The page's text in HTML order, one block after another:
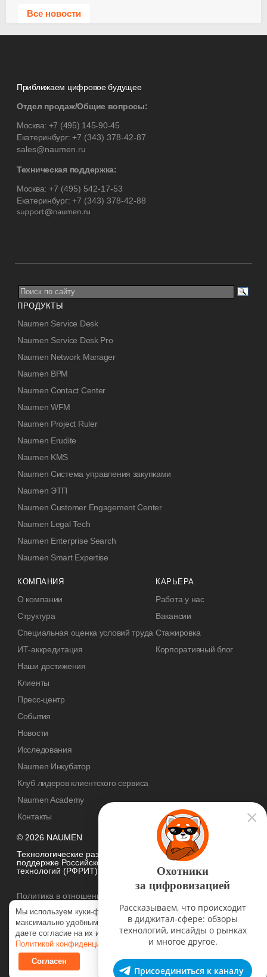
Все новости
Приближаем цифровое будущее
Отдел продаж/Общие вопросы:
Москва: +7 (495) 145-90-45
Екатеринбург:+7 (343) 378-42-87
sales@naumen.ru
Техническая поддержка:
Москва: +7 (495) 542-17-53
Екатеринбург:+7 (343) 378-42-88
© 2026 NAUMEN
Технологические разработки осуществляются при грантовой
поддержке Российского фонда развития информационных
технологий (РФРИТ)
Политика в отношении
обработки персональных данных
ПРОДУКТЫ
Naumen Service Desk
Naumen Service Desk Pro
Naumen Network Manager
Naumen BPM
Naumen Contact Center
Naumen WFM
Naumen Project Ruler
Naumen Erudite
Naumen KMS
Naumen Система управления закупками
Naumen ЭТП
Naumen Customer Engagement Center
Naumen Legal Tech
Naumen Enterprise Search
Naumen Smart Expertise
КОМПАНИЯ
О компании
Структура
Специальная оценка условий труда
ИТ-аккредитация
Наши достижения
Клиенты
Пресс-центр
События
Новости
Исследования
Naumen Инкубатор
Клуб лидеров клиентского сервиса
Naumen Academy
Контакты
КАРЬЕРА
Работа у нас
Вакансии
Стажировка
Корпоративный блог
Мы используем куки-файлы, чтобы наш сайт был
максимально удобным для вас. Нажимая «Согласен», вы
даете согласие на их использование в соответствии с нашей
Политикой конфиденциальности
Согласен
Охотники
за цифровизацией
Рассказываем, что происходит
в диджитал-сфере: обзоры
технологий, инсайды о рынках
и многое другое.
Присоединиться к каналу